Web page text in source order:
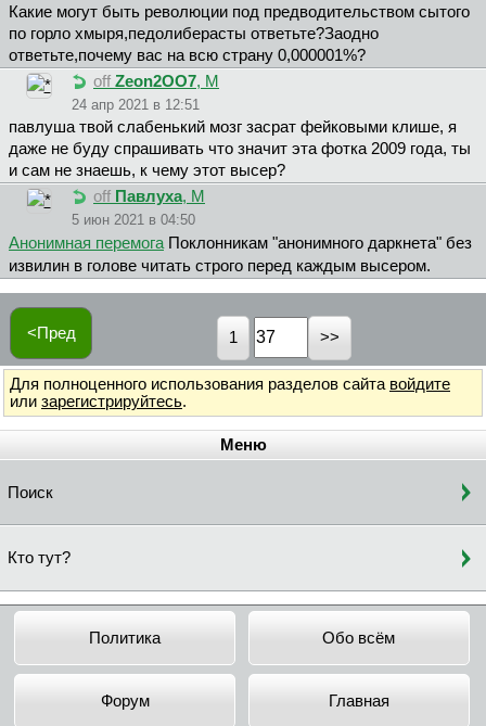
Какие могут быть революции под предводительством сытого
по горло хмыря,педолиберасты ответьте?Заодно
ответьте,почему вас на всю страну 0,000001%?
off Zeon2OO7, М
24 апр 2021 в 12:51
павлуша твой слабенький мозг засрат фейковыми клише, я
даже не буду спрашивать что значит эта фотка 2009 года, ты
и сам не знаешь, к чему этот высер?
off Павлуха, М
5 июн 2021 в 04:50
Анонимная перемогаПоклонникам "анонимного даркнета" без
извилин в голове читать строго перед каждым высером.
<Пред 1
Для полноценного использования разделов сайта войдите
или зарегистрируйтесь.
Меню
Поиск
Кто тут?
Политика Обо всём
Форум Главная